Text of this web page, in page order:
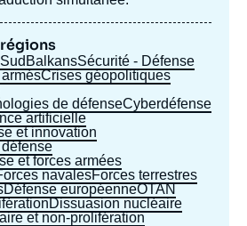
BalkansSécurité - Défense
Crises géopolitiques
de défenseCyberdéfense
artificielle
et innovation
et forces armées
navalesForces terrestres
Défense européenneOTAN
Dissuasion nucléaire
et non-prolifération